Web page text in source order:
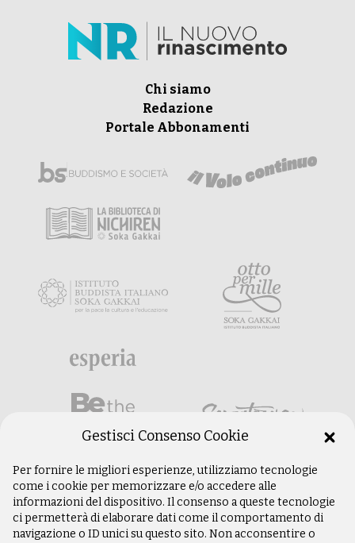
Chi siamo
Redazione
Portale Abbonamenti
Gestisci Consenso Cookie
Per fornire le migliori esperienze, utilizziamo tecnologie
come i cookie per memorizzare e/o accedere alle
informazioni del dispositivo. Il consenso a queste tecnologie
ci permetterà di elaborare dati come il comportamento di
navigazione o ID unici su questo sito. Non acconsentire o